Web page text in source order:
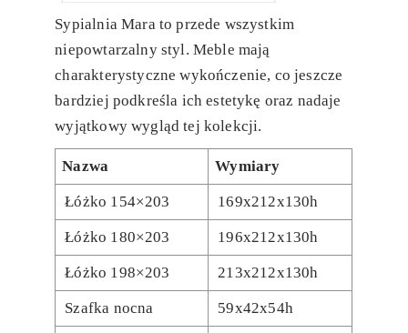
Sypialnia Mara to przede wszystkim
niepowtarzalny styl. Meble mają
charakterystyczne wykończenie, co jeszcze
bardziej podkreśla ich estetykę oraz nadaje
wyjątkowy wygląd tej kolekcji.
Nazwa Wymiary
Łóżko 154×203 169x212x130h
Łóżko 180×203 196x212x130h
Łóżko 198×203 213x212x130h
Szafka nocna 59x42x54h